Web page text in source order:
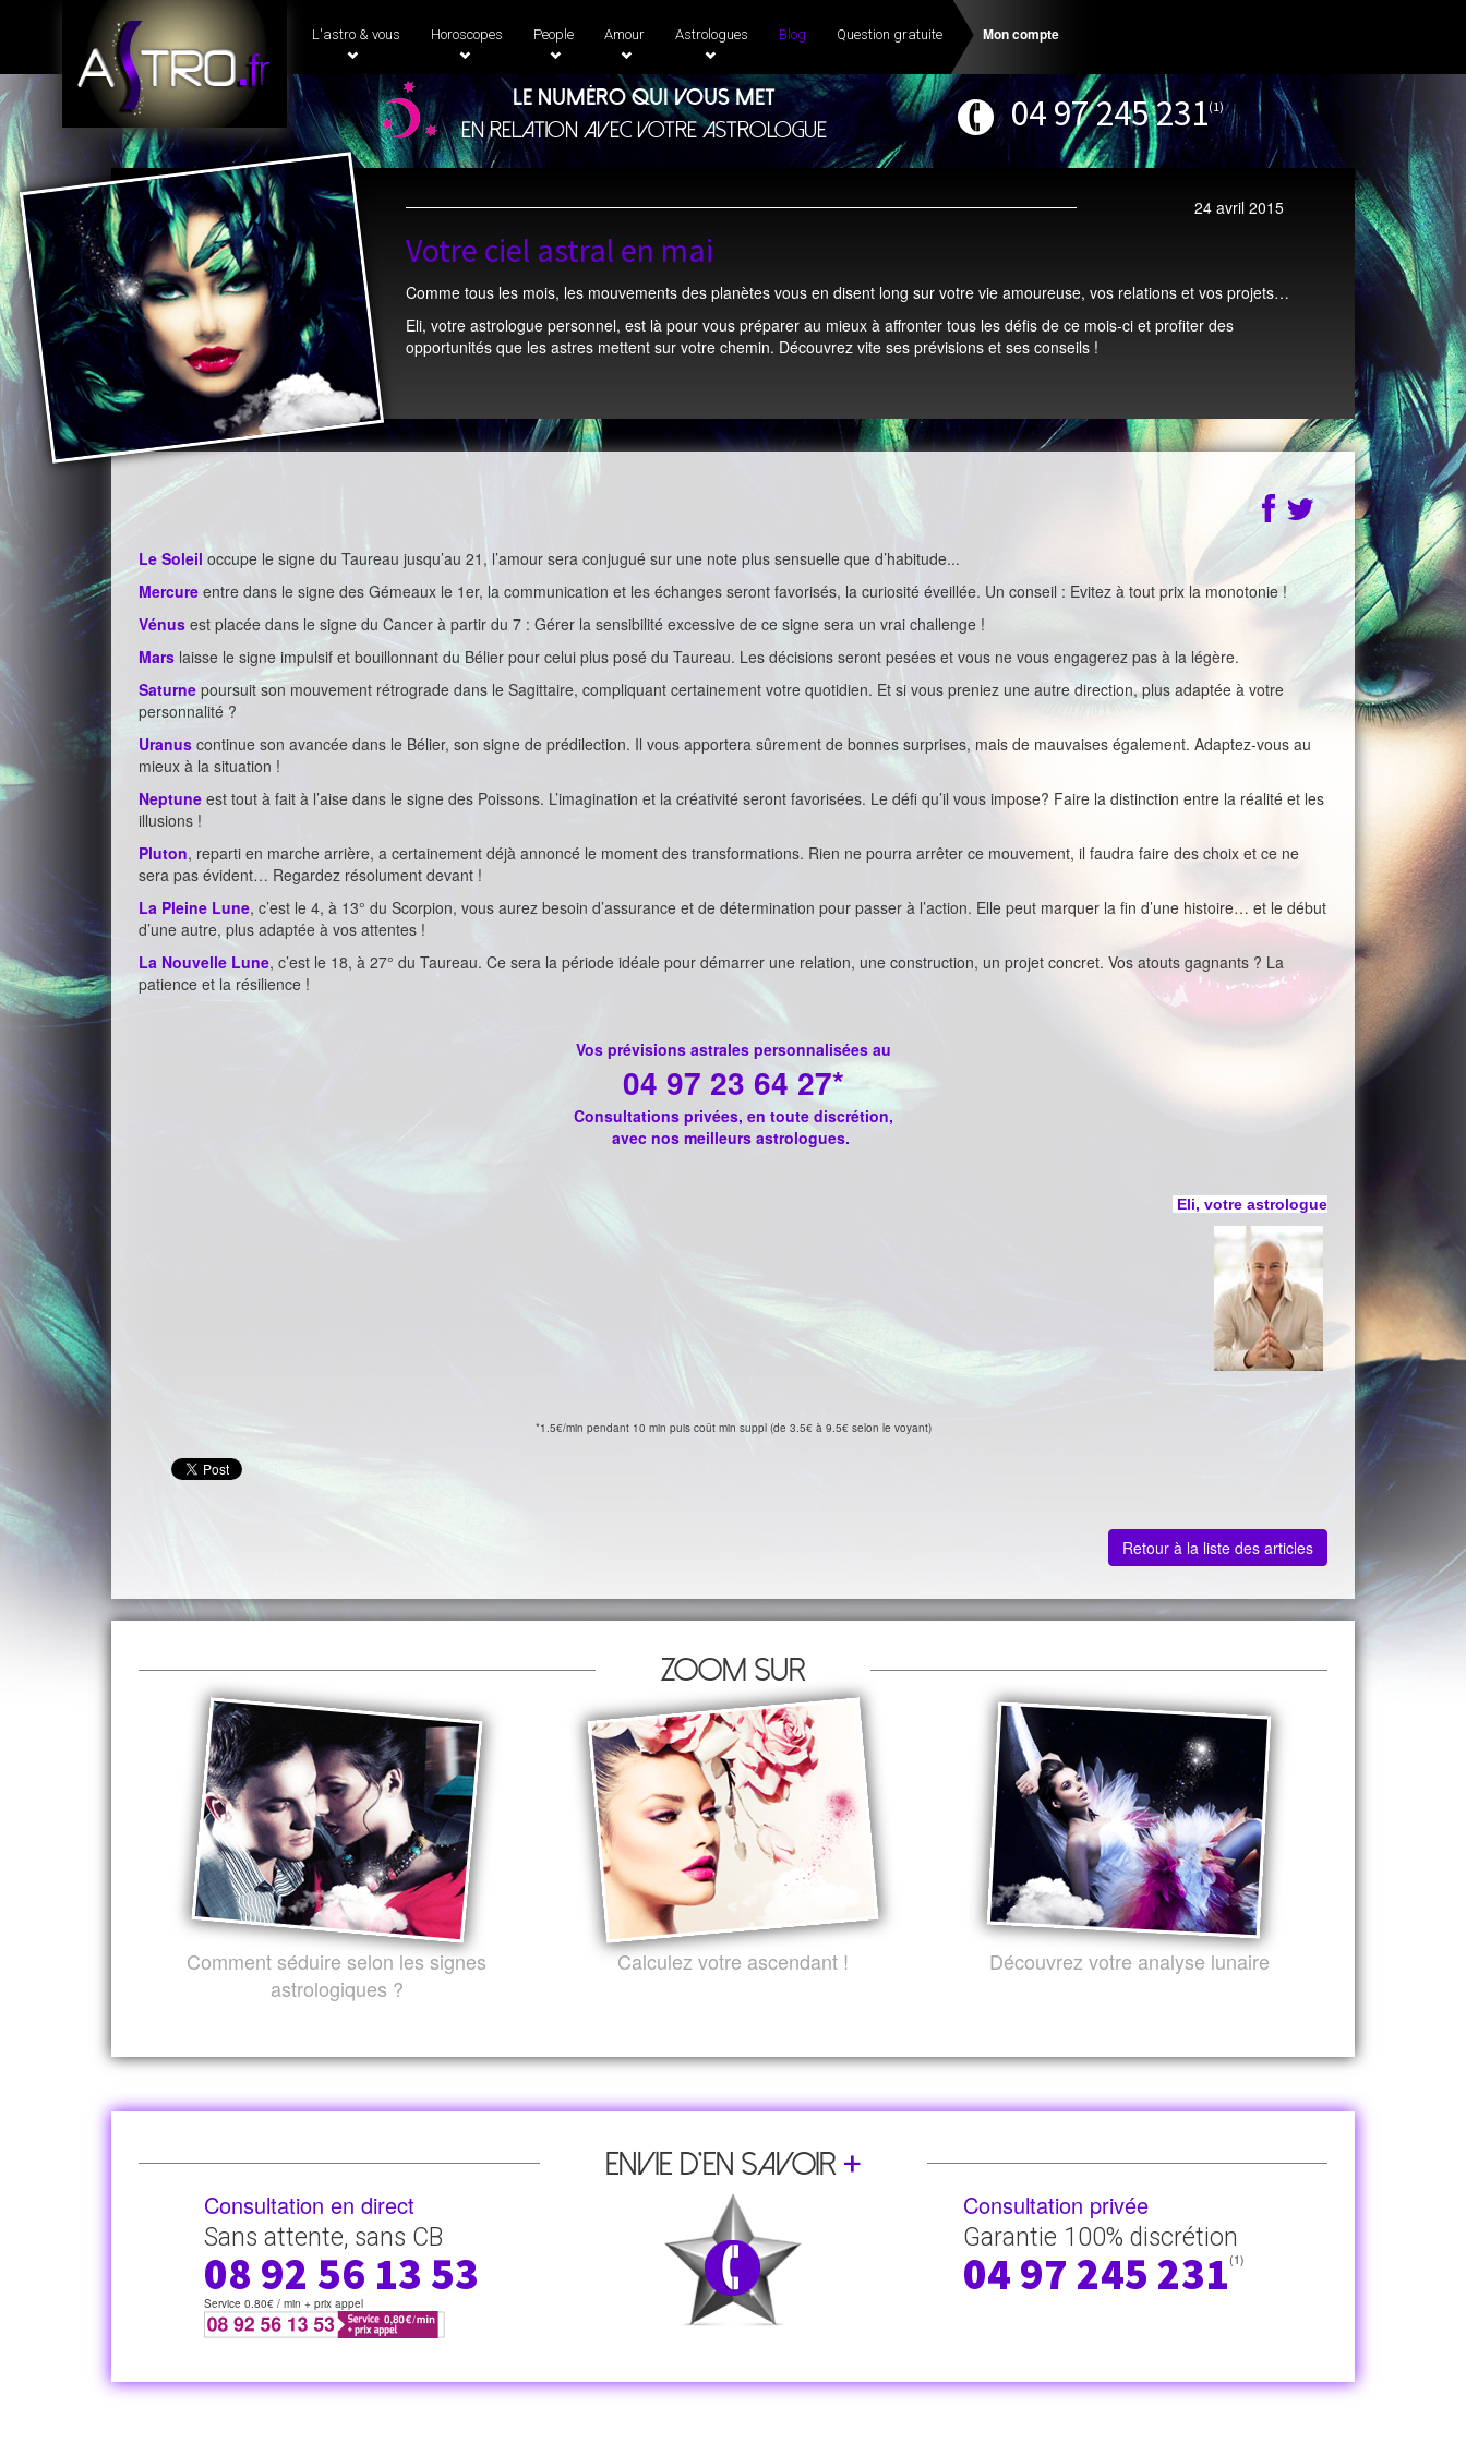
L'astro & vous Horoscopes People Amour Astrologues Blog Question gratuite Mon compte
Le numéro qui vous met
en relation avec votre astrologue
04 97 245 231(1)
24 avril 2015
Votre ciel astral en mai
Comme tous les mois, les mouvements des planètes vous en disent long sur votre vie amoureuse, vos relations et vos projets…
Eli, votre astrologue personnel, est là pour vous préparer au mieux à affronter tous les défis de ce mois-ci et profiter des
opportunités que les astres mettent sur votre chemin. Découvrez vite ses prévisions et ses conseils !
Le Soleil occupe le signe du Taureau jusqu’au 21, l’amour sera conjugué sur une note plus sensuelle que d’habitude...
Mercure entre dans le signe des Gémeaux le 1er, la communication et les échanges seront favorisés, la curiosité éveillée. Un conseil : Evitez à tout prix la monotonie !
Vénus est placée dans le signe du Cancer à partir du 7 : Gérer la sensibilité excessive de ce signe sera un vrai challenge !
Mars laisse le signe impulsif et bouillonnant du Bélier pour celui plus posé du Taureau. Les décisions seront pesées et vous ne vous engagerez pas à la légère.
Saturne poursuit son mouvement rétrograde dans le Sagittaire, compliquant certainement votre quotidien. Et si vous preniez une autre direction, plus adaptée à votre
personnalité ?
Uranus continue son avancée dans le Bélier, son signe de prédilection. Il vous apportera sûrement de bonnes surprises, mais de mauvaises également. Adaptez-vous au
mieux à la situation !
Neptune est tout à fait à l’aise dans le signe des Poissons. L’imagination et la créativité seront favorisées. Le défi qu’il vous impose? Faire la distinction entre la réalité et les
illusions !
Pluton, reparti en marche arrière, a certainement déjà annoncé le moment des transformations. Rien ne pourra arrêter ce mouvement, il faudra faire des choix et ce ne
sera pas évident… Regardez résolument devant !
La Pleine Lune, c’est le 4, à 13° du Scorpion, vous aurez besoin d’assurance et de détermination pour passer à l’action. Elle peut marquer la fin d’une histoire… et le début
d’une autre, plus adaptée à vos attentes !
La Nouvelle Lune, c’est le 18, à 27° du Taureau. Ce sera la période idéale pour démarrer une relation, une construction, un projet concret. Vos atouts gagnants ? La
patience et la résilience !
Vos prévisions astrales personnalisées au
04 97 23 64 27*
Consultations privées, en toute discrétion,
avec nos meilleurs astrologues.
Eli, votre astrologue
*1.5€/min pendant 10 min puis coût min suppl (de 3.5€ à 9.5€ selon le voyant)
Retour à la liste des articles
Zoom sur
Comment séduire selon les signes
astrologiques ?
Calculez votre ascendant ! Découvrez votre analyse lunaire
Envie d’en savoir +
Consultation en direct
Sans attente, sans CB
08 92 56 13 53
Service 0.80€ / min + prix appel
Consultation privée
Garantie 100% discrétion
04 97 245 231(1)